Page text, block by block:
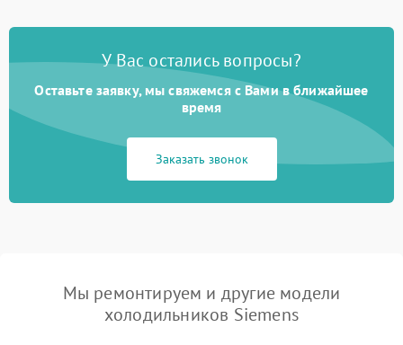
У Вас остались вопросы?
Оставьте заявку, мы свяжемся с Вами в ближайшее
время
Заказать звонок
Мы ремонтируем и другие модели
холодильников Siemens